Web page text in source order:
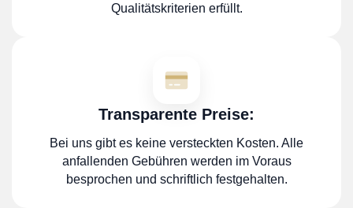
Qualitätskriterien erfüllt.
Transparente Preise:
Bei uns gibt es keine versteckten Kosten. Alle
anfallenden Gebühren werden im Voraus
besprochen und schriftlich festgehalten.